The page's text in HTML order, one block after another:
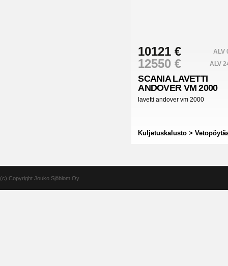
10121 € ALV
12550 € ALV
SCANIA LAVETTI
ANDOVER VM 2000
lavetti andover vm 2000
Kuljetuskalusto >
(c) Copyright Jouko Sjöblom Oy